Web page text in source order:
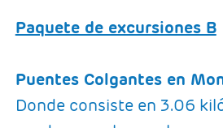
Paquete de excursiones B
Puentes Colgantes en
Donde consiste en 3.06